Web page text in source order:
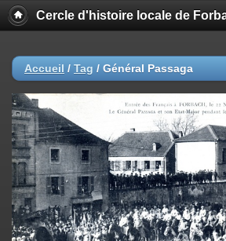
Cercle d'histoire locale de
Accueil / Tag / Général Passaga